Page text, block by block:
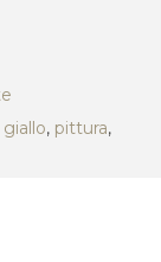
giallo, pittura,